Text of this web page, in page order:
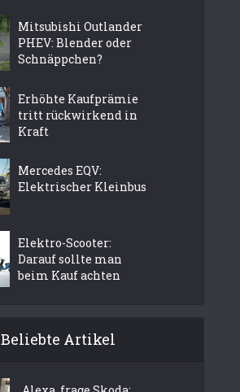
Mitsubishi Outlander
PHEV: Blender oder
Schnäppchen?
Erhöhte Kaufprämie
tritt rückwirkend in
Kraft
Mercedes EQV:
Elektrischer Kleinbus
Elektro-Scooter:
Darauf sollte man
beim Kauf achten
Beliebte Artikel